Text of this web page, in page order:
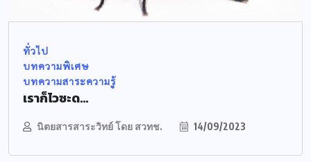
ทั่วไป
บทความพิเศษ
บทความสาระความรู้
เราก็ไวซะด...
นิตยสารสาระวิทย์ โดย สวทช. 14/09/2023